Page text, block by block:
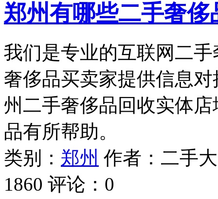
郑州有哪些二手奢
我们是专业的互联网二
奢侈品买卖家提供信息
州二手奢侈品回收实体
品有所帮助。
类别： 郑州 作者： 二手
1860 评论： 0